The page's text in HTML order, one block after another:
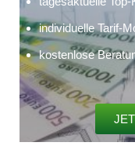
individuelle Tarif-
kostenlose